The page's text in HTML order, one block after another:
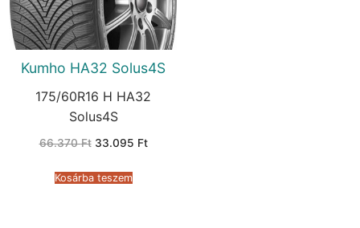
Kumho HA32 Solus4S
175/60R16 H HA32
Solus4S
66.370Ft Original
66.370 Ft.
33.095 FtCurrent
Kosárba teszem